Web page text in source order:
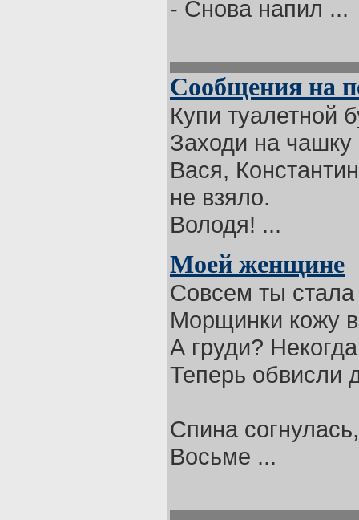
- Снова напил ...
Сообщения на
Купи туалетной
Заходи на
Вася,
не взяло.
Володя! ...
Моей женщине
Совсем ты стала
Морщинки кожу
А груди?
Теперь обвисли
Спина
Восьме ...